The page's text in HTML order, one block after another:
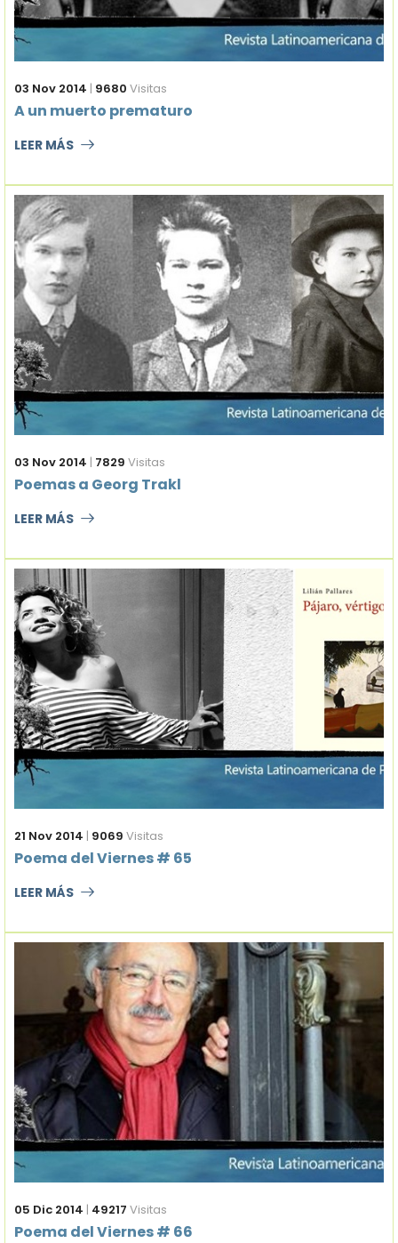
03 Nov 2014 | 9680 Visitas
A un muerto prematuro
LEER MÁS
03 Nov 2014 | 7829 Visitas
Poemas a Georg Trakl
LEER MÁS
21 Nov 2014 | 9069 Visitas
Poema del Viernes # 65
LEER MÁS
05 Dic 2014 | 49217 Visitas
Poema del Viernes # 66